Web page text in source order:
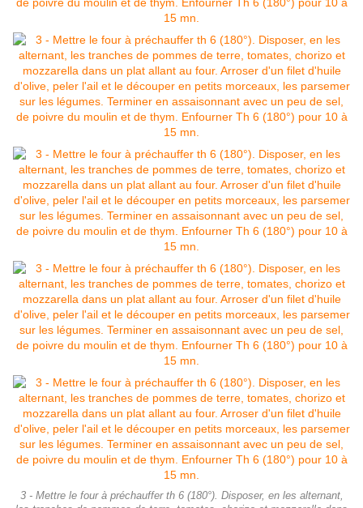
3 - Mettre le four à préchauffer th 6 (180°). Disposer, en les alternant,